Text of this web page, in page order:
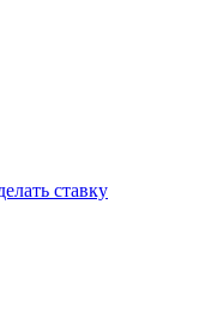
ставку